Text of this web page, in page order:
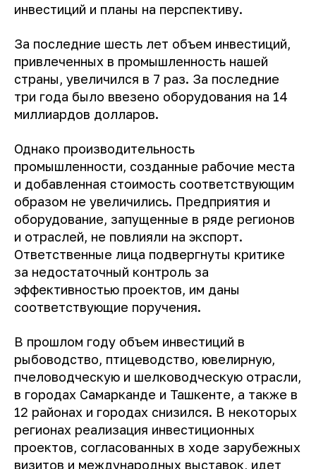
инвестиций и планы на перспективу.
За последние шесть лет объем инвестиций,
привлеченных в промышленность нашей
страны, увеличился в 7 раз. За последние
три года было ввезено оборудования на 14
миллиардов долларов.
Однако производительность
промышленности, созданные рабочие места
и добавленная стоимость соответствующим
образом не увеличились. Предприятия и
оборудование, запущенные в ряде регионов
и отраслей, не повлияли на экспорт.
Ответственные лица подвергнуты критике
за недостаточный контроль за
эффективностью проектов, им даны
соответствующие поручения.
В прошлом году объем инвестиций в
рыбоводство, птицеводство, ювелирную,
пчеловодческую и шелководческую отрасли,
в городах Самарканде и Ташкенте, а также в
12 районах и городах снизился. В некоторых
регионах реализация инвестиционных
проектов, согласованных в ходе зарубежных
визитов и международных выставок, идет